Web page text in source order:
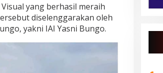
yang berhasil meraih
diselenggarakan oleh
yakni IAI Yasni Bungo.